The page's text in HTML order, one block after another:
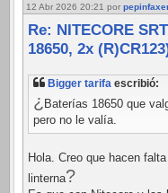
12 Abr 2026 20:21 por
Re: NITECORE
18650, 2x
Bigger tarifa escribió:
¿ Baterías 18650 que
pero no le valía.
Hola. Creo que hacen
linterna?